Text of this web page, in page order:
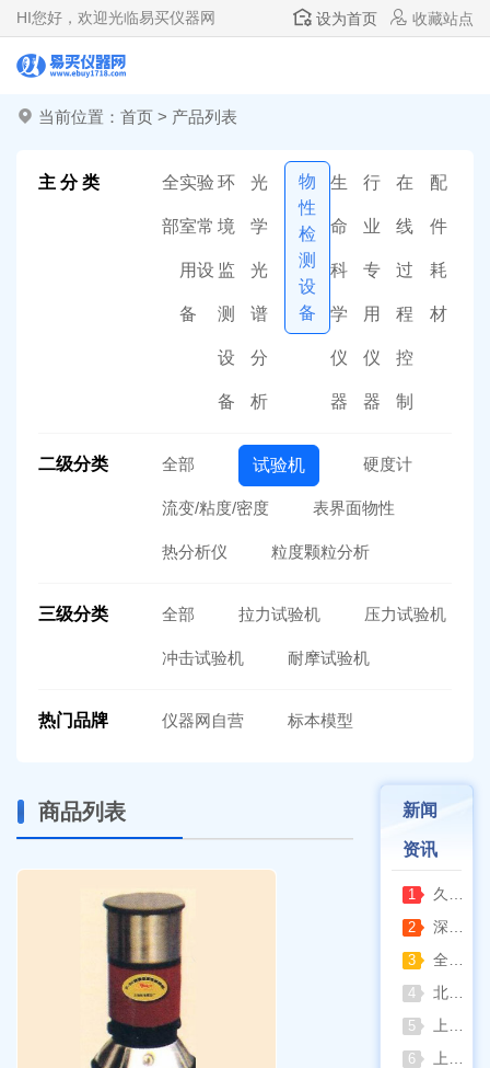
HI您好，欢迎光临易买仪器网 设为首页 收藏站点
当前位置： 首页 > 产品列表
主 分 类 全
部
实验
室常
用设
备
环
境
监
测
设
备
光
学
光
谱
分
析
物
性
检
测
设
备
生
命
科
学
仪
器
行
业
专
用
仪
器
在
线
过
程
控
制
配
件
耗
材
二级分类 全部 试验机 硬度计
流变/粘度/密度 表界面物性
热分析仪 粒度颗粒分析
三级分类 全部 拉力试验机 压力试验机
冲击试验机 耐摩试验机
热门品牌 仪器网自营 标本模型
商品列表 新闻
资讯
1 久兴医疗高压蒸汽灭菌器：制药科研灭菌的可靠之选
2 深那静音超声波清洗仪：科研洁净新标准，安静高效更安心
3 全自动凯氏定氮仪测定焦炭中氮 上海纤检助力焦化行业精准检测
4 北京六一电泳仪完整选型指南（分电泳槽 + 电源两大模块，按实验场景直接匹配）
5 上海仪电吸光光度法和荧光分析法的异同
6 上海佑科GC-7860系列网络化气相色谱仪